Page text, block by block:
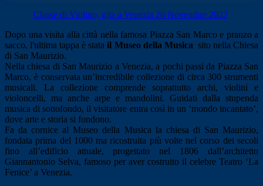
Classe di Violino, gita a Venezia 26 Novembre 2022
Dopo una visita alla città nella famosa Piazza San Marco e pranzo a
sacco, l'ultima tappa è statail Museo della Musica sito nella Chiesa
di San Maurizio.
Nella chiesa di San Maurizio a Venezia, a pochi passi da Piazza San
Marco, è conservata un’incredibile collezione di circa 300 strumenti
musicali. La collezione comprende soprattutto archi, violini e
violoncelli, ma anche arpe e mandolini. Guidati dalla stupenda
musica di sottofondo, il visitatore entra così in un ‘mondo incantato’,
dove arte e storia si fondono.
Fa da cornice al Museo della Musica la chiesa di San Maurizio,
fondata prima del 1000 ma ricostruita più volte nel corso dei secoli
fino all’edificio attuale, progettato nel 1806 dall’architetto
Giannantonio Selva, famoso per aver costruito il celebre Teatro ‘La
Fenice’ a Venezia.